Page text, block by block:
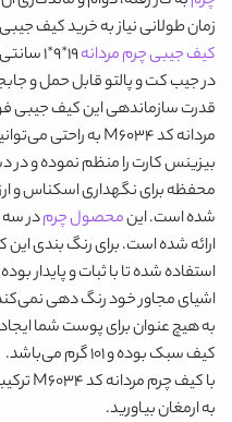
زمان طولانی نیاز به خرید کیف
کیف جیبی چرم مردانه
۱۹*۹*۱
در جیب کت و پالتو قابل حمل و
قدرت سازماندهی این کیف جیبی
مردانه کد M6034
بیزینس کارت را منظم نموده و
محفظه برای نگهداری اسکناس و
شده است. اینمحصول چرمدر سه
ارائه شده است. برای رنگ بندی این
استفاده شده تا با ثبات و پایدار
اشیای مجاور خود رنگ دهی
به هیچ عنوان برای پوست شما
کیف سبک بوده و ۱۰۱ گرم می‌باشد.
کیف چرم مردانه کد M6034
به ارمغان بیاورید.